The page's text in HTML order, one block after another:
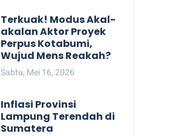
Terkuak! Modus Akal-
akalan Aktor Proyek
Perpus Kotabumi,
Wujud Mens Reakah?
Sabtu, Mei 16, 2026
Inflasi Provinsi
Lampung Terendah di
Sumatera